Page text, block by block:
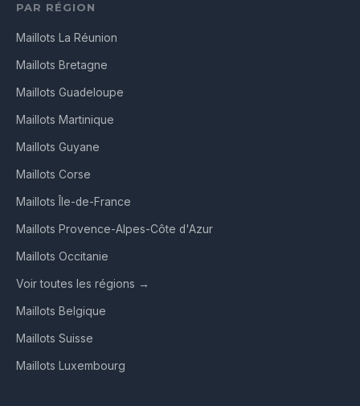
PAR RÉGION
Maillots La Réunion
Maillots Bretagne
Maillots Guadeloupe
Maillots Martinique
Maillots Guyane
Maillots Corse
Maillots Île-de-France
Maillots Provence-Alpes-Côte d'Azur
Maillots Occitanie
Voir toutes les régions →
Maillots Belgique
Maillots Suisse
Maillots Luxembourg